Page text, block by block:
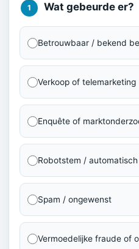
1 Wat gebeurde er?
Betrouwbaar / bekend
Verkoop of telemarketing
Enquête of
Robotstem /
Spam / ongewenst
Vermoedelijke fraude of